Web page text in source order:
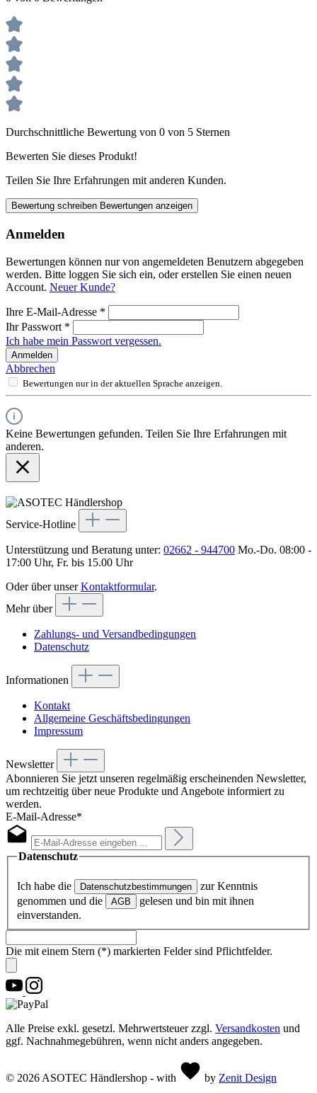
Durchschnittliche Bewertung von 0 von 5 Sternen
Bewerten Sie dieses Produkt!
Teilen Sie Ihre Erfahrungen mit anderen Kunden.
Bewertung schreiben Bewertungen anzeigen
Anmelden
Bewertungen können nur von angemeldeten Benutzern abgegeben
werden. Bitte loggen Sie sich ein, oder erstellen Sie einen neuen
Account. Neuer Kunde?
Ihre E-Mail-Adresse *
Ihr Passwort *
Ich habe mein Passwort vergessen.
Anmelden
Abbrechen
Bewertungen nur in der aktuellen Sprache anzeigen.
Keine Bewertungen gefunden. Teilen Sie Ihre Erfahrungen mit
anderen.
Service-Hotline
Unterstützung und Beratung unter: 02662 - 944700 Mo.-Do. 08:00 -
17:00 Uhr, Fr. bis 15.00 Uhr
Oder über unserKontaktformular.
Mehr über
Zahlungs- und Versandbedingungen
Datenschutz
Informationen
Kontakt
Allgemeine Geschäftsbedingungen
Impressum
Newsletter
Abonnieren Sie jetzt unseren regelmäßig erscheinenden Newsletter,
um rechtzeitig über neue Produkte und Angebote informiert zu
werden.
E-Mail-Adresse*
Datenschutz
Ich habe die Datenschutzbestimmungen
zur Kenntnis
genommen und die
AGB
gelesen und bin mit ihnen
einverstanden.
Die mit einem Stern (*) markierten Felder sind Pflichtfelder.
Alle Preise exkl. gesetzl. Mehrwertsteuer zzgl. Versandkosten und
ggf. Nachnahmegebühren, wenn nicht anders angegeben.
© 2026 ASOTEC Händlershop - with by Zenit Design